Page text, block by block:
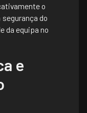
o
do
da equipa no
e